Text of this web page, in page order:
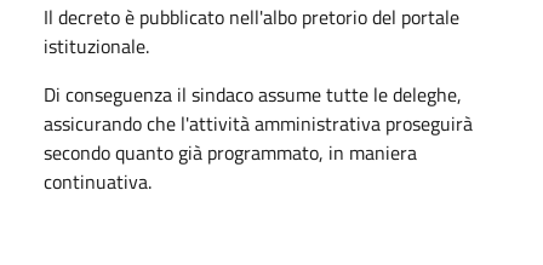
Il decreto è pubblicato nell'albo pretorio del portale
istituzionale.
Di conseguenza il sindaco assume tutte le deleghe,
assicurando che l'attività amministrativa proseguirà
secondo quanto già programmato, in maniera
continuativa.